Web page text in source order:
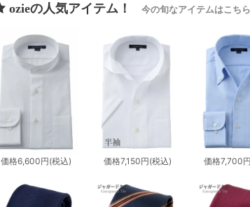
ozieの人気アイテム！ 今の旬なアイテムはこちら
価格6,600円(税込) 価格7,150円(税込) 価格7,700円